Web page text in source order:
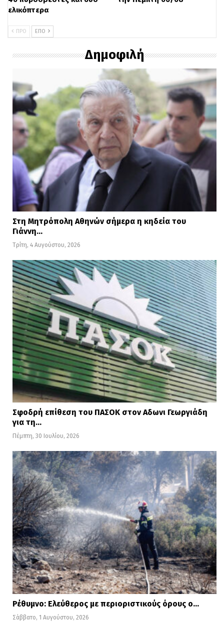
ελικόπτερα
ΠΡΟ ΕΠΌ
Δημοφιλή
Στη Μητρόπολη Αθηνών σήμερα η κηδεία του
Γιάννη…
Τρίτη, 4 Αυγούστου, 2026
Σφοδρή επίθεση του ΠΑΣΟΚ στον Αδωνι Γεωργιάδη
για τη…
Πέμπτη, 30 Ιουλίου, 2026
Ρέθυμνο: Ελεύθερος με περιοριστικούς όρους ο…
Σάββατο, 1 Αυγούστου, 2026